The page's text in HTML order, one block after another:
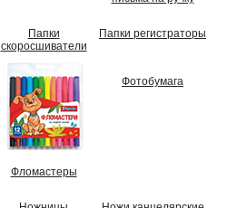
Папки
скоросшиватели
Папки регистраторы
Фломастеры
Фотобумага